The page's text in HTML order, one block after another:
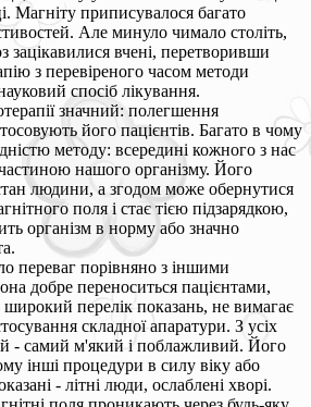
Магніту приписувалося багато
Але минуло чимало століть,
вчені, перетворивши
з перевіреного часом методи
спосіб лікування.
значний: полегшення
його пацієнтів. Багато в чому
методу: всередині кожного з нас
нашого організму. Його
людини, а згодом може обернутися
поля і стає тією підзарядкою,
організм в норму або значно
переваг порівняно з іншими
добре переноситься пацієнтами,
широкий перелік показань, не вимагає
складної апаратури. З усіх
- самий м'який і поблажливий. Його
інші процедури в силу віку або
- літні люди, ослаблені хворі.